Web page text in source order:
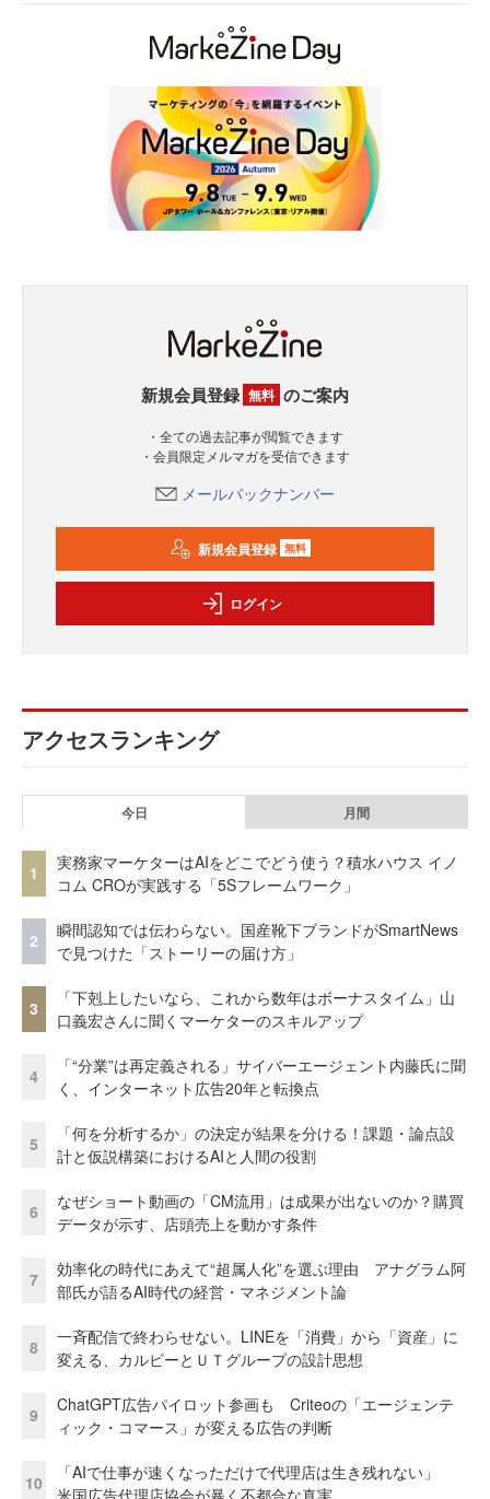
新規会員登録 無料 のご案内
・全ての過去記事が閲覧できます
・会員限定メルマガを受信できます
メールバックナンバー
新規会員登録 無料
ログイン
アクセスランキング
今日 月間
1
実務家マーケターはAIをどこでどう使う？積水ハウス イノ
コム CROが実践する「5Sフレームワーク」
2
瞬間認知では伝わらない。国産靴下ブランドがSmartNews
で見つけた「ストーリーの届け方」
3
「下剋上したいなら、これから数年はボーナスタイム」山
口義宏さんに聞くマーケターのスキルアップ
4
「“分業”は再定義される」サイバーエージェント内藤氏に聞
く、インターネット広告20年と転換点
5
「何を分析するか」の決定が結果を分ける！課題・論点設
計と仮説構築におけるAIと人間の役割
6
なぜショート動画の「CM流用」は成果が出ないのか？購買
データが示す、店頭売上を動かす条件
7
効率化の時代にあえて“超属人化”を選ぶ理由 アナグラム阿
部氏が語るAI時代の経営・マネジメント論
8
一斉配信で終わらせない。LINEを「消費」から「資産」に
変える、カルビーとＵＴグループの設計思想
9
ChatGPT広告パイロット参画も Criteoの「エージェンテ
ィック・コマース」が変える広告の判断
10
「AIで仕事が速くなっただけで代理店は生き残れない」
米国広告代理店協会が暴く不都合な真実